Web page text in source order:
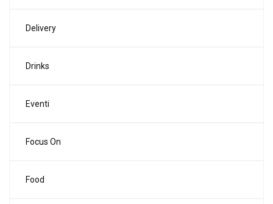
Delivery
Drinks
Eventi
Focus On
Food